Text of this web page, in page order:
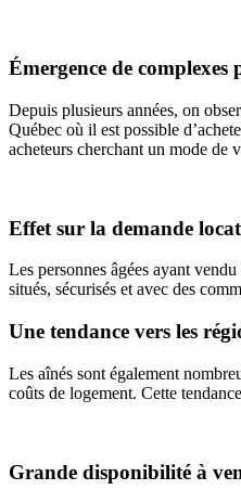
Émergence de complexes
Depuis plusieurs années, on
Québec où il est possible
acheteurs cherchant un mode de
Effet sur la demande
Les personnes âgées ayant
situés, sécurisés et avec des
Une tendance vers les
Les aînés sont également
coûts de logement. Cette
Grande disponibilité à